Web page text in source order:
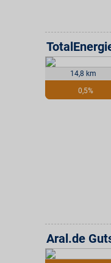
14,8 km
0,5%
Aral.de